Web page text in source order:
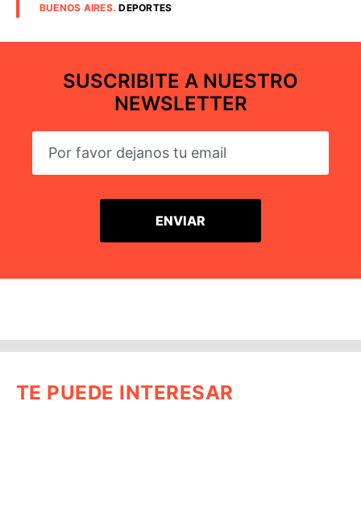
BUENOS AIRES.DEPORTES
SUSCRIBITE A NUESTRO
NEWSLETTER
TE PUEDE INTERESAR